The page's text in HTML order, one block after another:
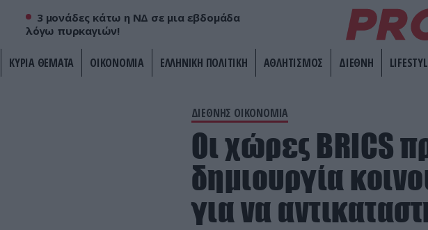
3 μονάδες κάτω η ΝΔ σε μια εβδομάδα
λόγω πυρκαγιών!
ΚΥΡΙΑ ΘΕΜΑΤΑ ΟΙΚΟΝΟΜΙΑ ΕΛΛΗΝΙΚΗ ΠΟΛΙΤΙΚΗ ΑΘΛΗΤΙΣΜΟΣ ΔΙΕΘΝΗ
ΔΙΕΘΝΗΣ ΟΙΚΟΝΟΜΙΑ
Οι χώρες BRICS
δημιουργία
για να